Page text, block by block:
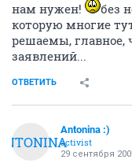
нам нужен!
без
которую многие
решаемы, главное,
заявлений...
ОТВЕТИТЬ
Antonina :)
activist
29 сентября